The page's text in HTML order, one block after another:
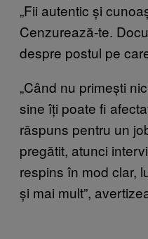
„Fii autentic și
Cenzurează-te.
despre postul pe
„Când nu primești
sine îți poate fi
răspuns pentru un
pregătit, atunci
respins în mod clar,
și mai mult”,